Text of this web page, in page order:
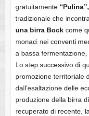
gratuitamente
tradizionale che
una birra Bockcome
monaci nei conventi
a bassa fermentazione,
Lo step successivo di
promozione territoriale
dall’esaltazione delle
produzione della birra
recuperato di recente,